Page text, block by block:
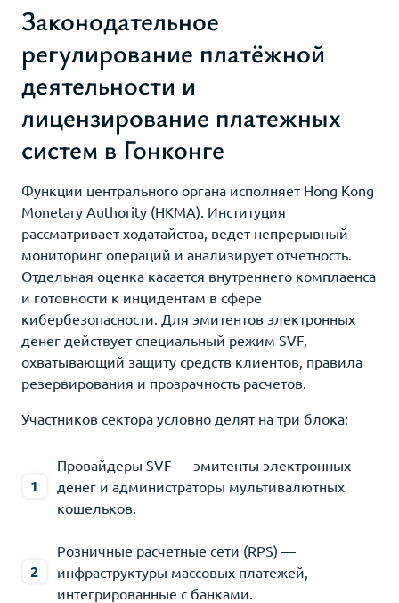
Законодательное
регулирование платёжной
деятельности и
лицензирование платежных
систем в Гонконге
Функции центрального органа исполняет Hong Kong
Monetary Authority (HKMA). Институция
рассматривает ходатайства, ведет непрерывный
мониторинг операций и анализирует отчетность.
Отдельная оценка касается внутреннего комплаенса
и готовности к инцидентам в сфере
кибербезопасности. Для эмитентов электронных
денег действует специальный режим SVF,
охватывающий защиту средств клиентов, правила
резервирования и прозрачность расчетов.
Участников сектора условно делят на три блока:
Провайдеры SVF — эмитенты электронных
денег и администраторы мультивалютных
кошельков.
Розничные расчетные сети (RPS) —
инфраструктуры массовых платежей,
интегрированные с банками.